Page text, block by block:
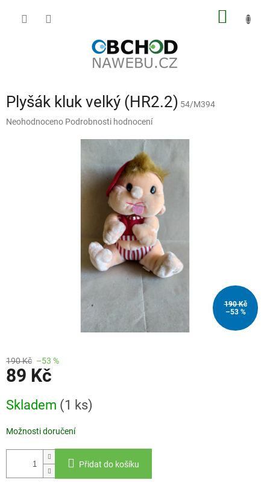
Plyšák kluk velký (HR2.2) 54/M394
Průměrné
Neohodnoceno Podrobnosti hodnocení
190 Kč
–53 %
190 Kč –53 %
89 Kč
cena:
Skladem (1 ks)
Možnosti doručení
Přidat do košíku